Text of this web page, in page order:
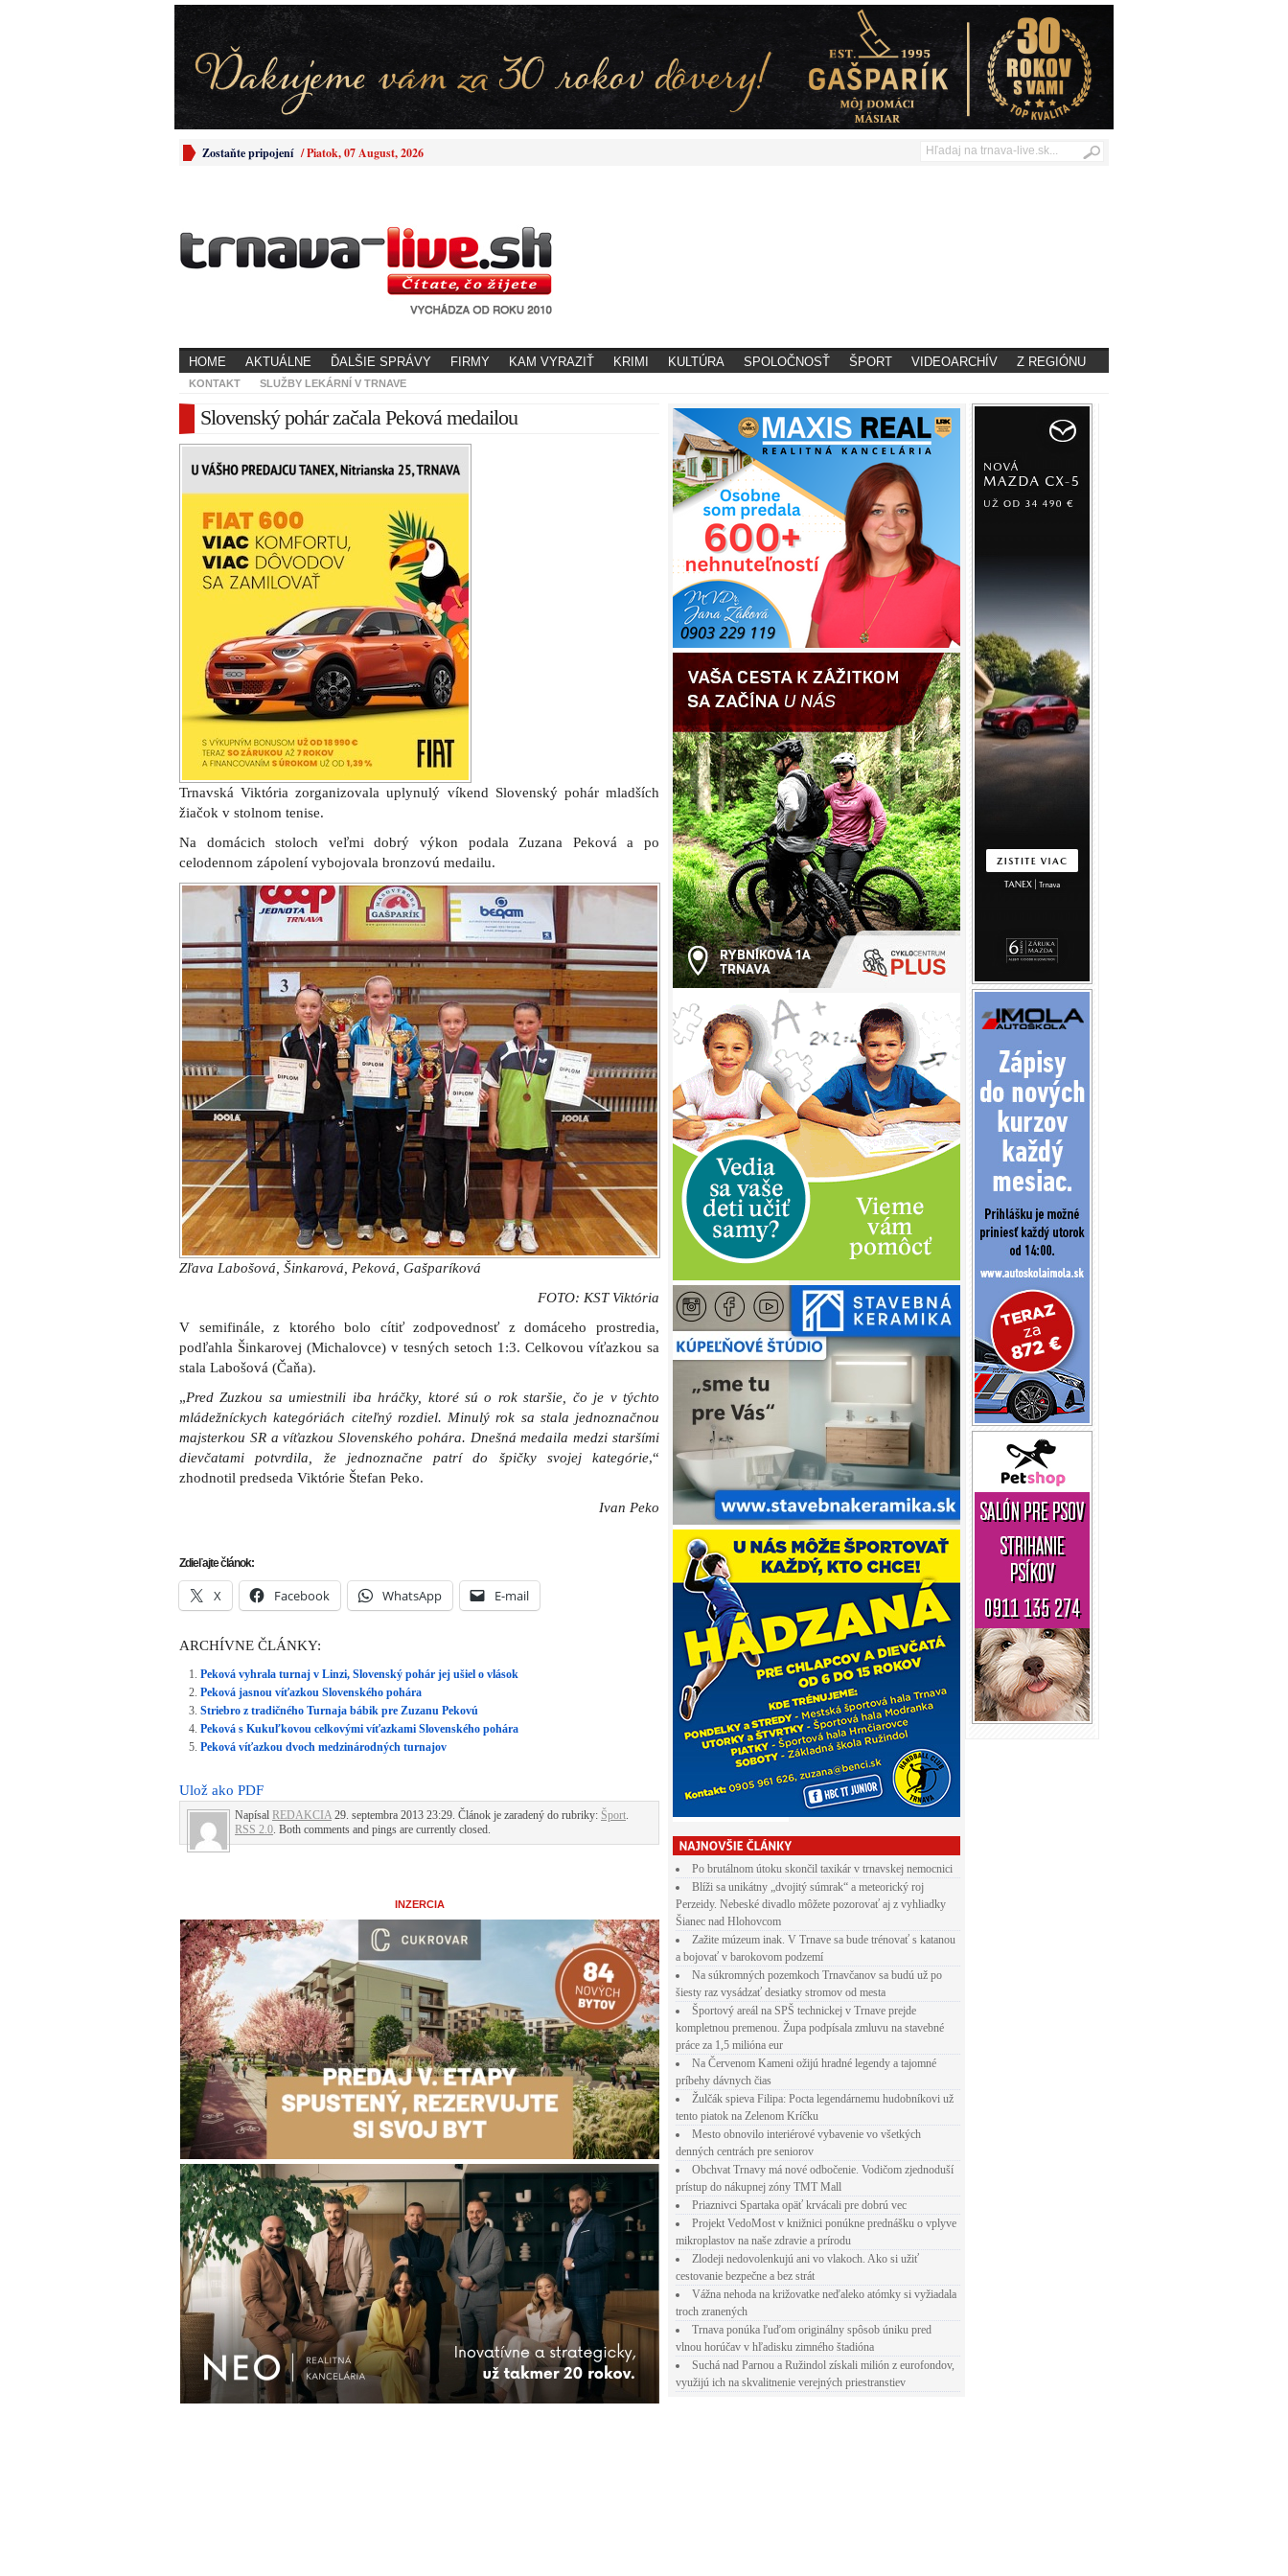
Zostaňte pripojení /Piatok, 07 August, 2026
HOME AKTUÁLNE ĎALŠIE SPRÁVY FIRMY KAM VYRAZIŤ KRIMI KULTÚRA SPOLOČNOSŤ ŠPORT VIDEOARCHÍV Z REGIÓNU
KONTAKT SLUŽBY LEKÁRNÍ V TRNAVE
Slovenský pohár začala Peková medailou
Trnavská Viktória zorganizovala uplynulý víkend Slovenský pohár mladších
žiačok v stolnom tenise.
Na domácich stoloch veľmi dobrý výkon podala Zuzana Peková a po
celodennom zápolení vybojovala bronzovú medailu.
Zľava Labošová, Šinkarová, Peková, Gašparíková
FOTO: KST Viktória
V semifinále, z ktorého bolo cítiť zodpovednosť z domáceho prostredia,
podľahla Šinkarovej (Michalovce) v tesných setoch 1:3. Celkovou víťazkou sa
stala Labošová (Čaňa).
„Pred Zuzkou sa umiestnili iba hráčky, ktoré sú o rok staršie, čo je v týchto
mládežníckych kategóriách citeľný rozdiel. Minulý rok sa stala jednoznačnou
majsterkou SR a víťazkou Slovenského pohára. Dnešná medaila medzi staršími
dievčatami potvrdila, že jednoznačne patrí do špičky svojej kategórie,“
zhodnotil predseda Viktórie Štefan Peko.
Ivan Peko
Zdieľajte článok:
X Facebook WhatsApp E-mail
ARCHÍVNE ČLÁNKY:
Peková vyhrala turnaj v Linzi, Slovenský pohár jej ušiel o vlások
Peková jasnou víťazkou Slovenského pohára
Striebro z tradičného Turnaja bábik pre Zuzanu Pekovú
Peková s Kukuľkovou celkovými víťazkami Slovenského pohára
Peková víťazkou dvoch medzinárodných turnajov
Ulož ako PDF
Napísal REDAKCIA 29. septembra 2013 23:29. Článok je zaradený do rubriky: Šport.
RSS 2.0. Both comments and pings are currently closed.
INZERCIA
Po brutálnom útoku skončil taxikár v trnavskej nemocnici
Blíži sa unikátny „dvojitý súmrak“ a meteorický roj
Perzeidy. Nebeské divadlo môžete pozorovať aj z vyhliadky
Šianec nad Hlohovcom
Zažite múzeum inak. V Trnave sa bude trénovať s katanou
a bojovať v barokovom podzemí
Na súkromných pozemkoch Trnavčanov sa budú už po
šiesty raz vysádzať desiatky stromov od mesta
Športový areál na SPŠ technickej v Trnave prejde
kompletnou premenou. Župa podpísala zmluvu na stavebné
práce za 1,5 milióna eur
Na Červenom Kameni ožijú hradné legendy a tajomné
príbehy dávnych čias
Žulčák spieva Filipa: Pocta legendárnemu hudobníkovi už
tento piatok na Zelenom Kríčku
Mesto obnovilo interiérové vybavenie vo všetkých
denných centrách pre seniorov
Obchvat Trnavy má nové odbočenie. Vodičom zjednoduší
prístup do nákupnej zóny TMT Mall
Priaznivci Spartaka opäť krvácali pre dobrú vec
Projekt VedoMost v knižnici ponúkne prednášku o vplyve
mikroplastov na naše zdravie a prírodu
Zlodeji nedovolenkujú ani vo vlakoch. Ako si užiť
cestovanie bezpečne a bez strát
Vážna nehoda na križovatke neďaleko atómky si vyžiadala
troch zranených
Trnava ponúka ľuďom originálny spôsob úniku pred
vlnou horúčav v hľadisku zimného štadióna
Suchá nad Parnou a Ružindol získali milión z eurofondov,
využijú ich na skvalitnenie verejných priestranstiev